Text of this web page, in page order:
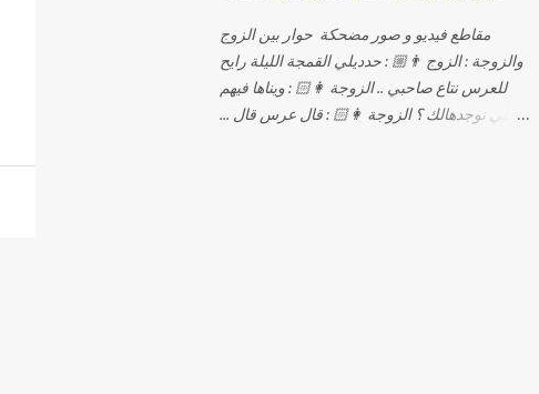
مقاطع فيديو و صور مضحكة حوار بين الزوج
والزوجة : الزوج 👨🏼 : حدديلي القمجة الليلة رايح
للعرس نتاع صاحبي .. الزوجة 👩🏻 : ويناها فيهم
اللي نوجدهالك ؟ الزوجة 👩🏻 : قال عرس قال ...